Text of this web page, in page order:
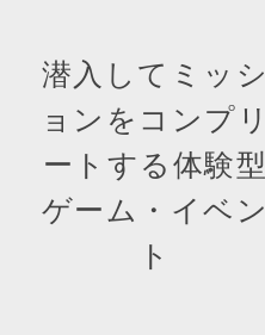
潜入してミッシ
ョンをコンプリ
ートする体験型
ゲーム・イベン
ト